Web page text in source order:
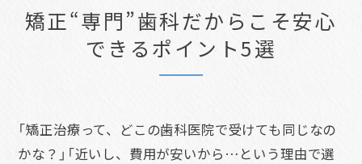
矯正“専門”歯科だからこそ安心
できるポイント5選
「矯正治療って、どこの歯科医院で受けても同じなの
かな？」「近いし、費用が安いから…という理由で選